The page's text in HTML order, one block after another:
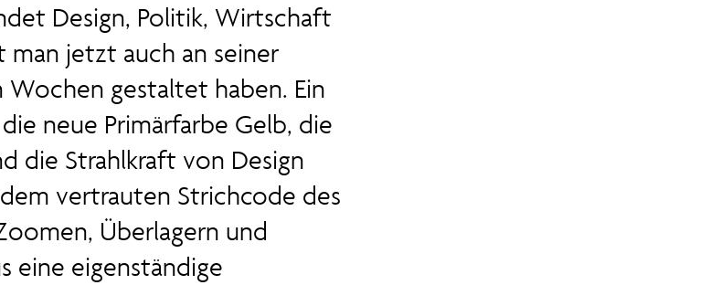
Design, Politik, Wirtschaft
man jetzt auch an seiner
gestaltet haben. Ein
neue Primärfarbe Gelb, die
die Strahlkraft von Design
vertrauten Strichcode des
Überlagern und
eine eigenständige